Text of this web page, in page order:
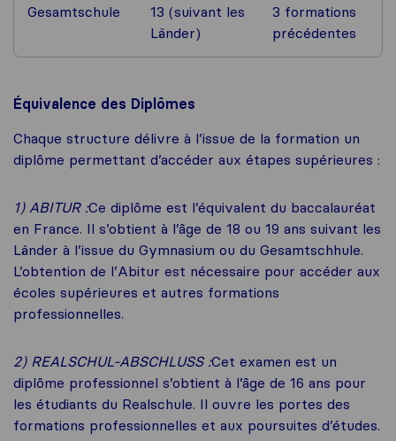
Gesamtschule
13 (suivant les
Länder)
3 formations
précédentes
Équivalence des Diplômes
Chaque structure délivre à l’issue de la formation un
diplôme permettant d’accéder aux étapes supérieures :
1) ABITUR :Ce diplôme est l’équivalent du baccalauréat
en France. Il s’obtient à l’âge de 18 ou 19 ans suivant les
Länder à l’issue du Gymnasium ou du Gesamtschhule.
L’obtention de l’Abitur est nécessaire pour accéder aux
écoles supérieures et autres formations
professionnelles.
2) REALSCHUL-ABSCHLUSS :Cet examen est un
diplôme professionnel s’obtient à l’âge de 16 ans pour
les étudiants du Realschule. Il ouvre les portes des
formations professionnelles et aux poursuites d’études.